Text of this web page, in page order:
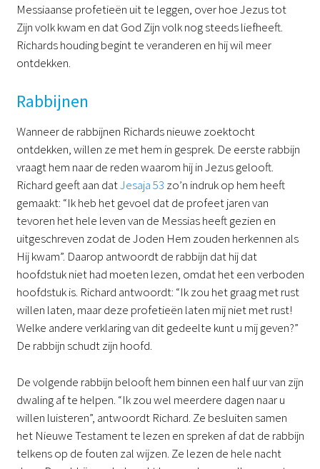
Messiaanse profetieën uit te leggen, over hoe Jezus tot
Zijn volk kwam en dat God Zijn volk nog steeds liefheeft.
Richards houding begint te veranderen en hij wil meer
ontdekken.
Rabbijnen
Wanneer de rabbijnen Richards nieuwe zoektocht
ontdekken, willen ze met hem in gesprek. De eerste rabbijn
vraagt hem naar de reden waarom hij in Jezus gelooft.
Richard geeft aan datJesaja 53 zo’n indruk op hem heeft
gemaakt: “Ik heb het gevoel dat de profeet jaren van
tevoren het hele leven van de Messias heeft gezien en
uitgeschreven zodat de Joden Hem zouden herkennen als
Hij kwam”. Daarop antwoordt de rabbijn dat hij dat
hoofdstuk niet had moeten lezen, omdat het een verboden
hoofdstuk is. Richard antwoordt: “Ik zou het graag met rust
willen laten, maar deze profetieën laten mij niet met rust!
Welke andere verklaring van dit gedeelte kunt u mij geven?”
De rabbijn schudt zijn hoofd.
De volgende rabbijn belooft hem binnen een half uur van zijn
dwaling af te helpen. “Ik zou wel meerdere dagen naar u
willen luisteren”, antwoordt Richard. Ze besluiten samen
het Nieuwe Testament te lezen en spreken af dat de rabbijn
telkens op de fouten zal wijzen. Ze lezen de hele nacht